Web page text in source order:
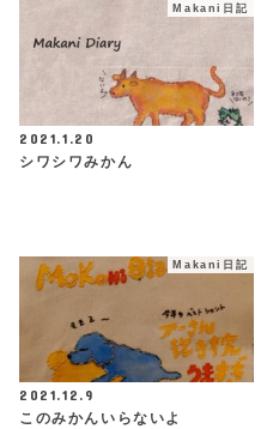
Makani日記
2021.1.20
シワシワみかん
Makani日記
2021.12.9
このみかんいらないよ